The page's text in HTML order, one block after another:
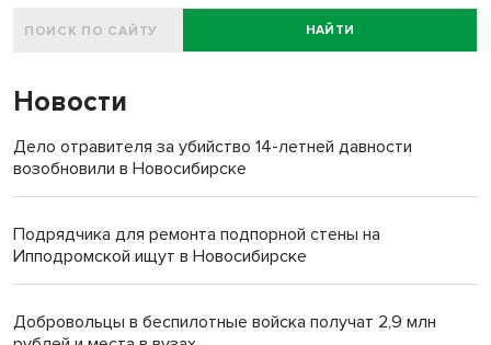
НАЙТИ
Новости
Дело отравителя за убийство 14-летней давности
возобновили в Новосибирске
Подрядчика для ремонта подпорной стены на
Ипподромской ищут в Новосибирске
Добровольцы в беспилотные войска получат 2,9 млн